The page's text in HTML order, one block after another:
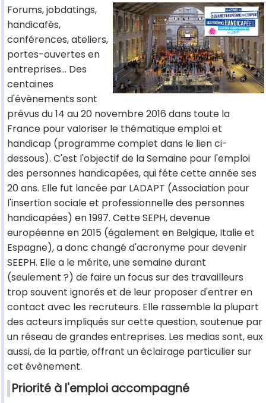
Forums, jobdatings,
handicafés,
conférences, ateliers,
portes-ouvertes en
entreprises… Des
centaines
d'évènements sont
prévus du 14 au 20 novembre 2016 dans toute la
France pour valoriser le thématique emploi et
handicap (programme complet dans le lien ci-
dessous). C'est l'objectif de la Semaine pour l'emploi
des personnes handicapées, qui fête cette année ses
20 ans. Elle fut lancée par LADAPT (Association pour
l'insertion sociale et professionnelle des personnes
handicapées) en 1997. Cette SEPH, devenue
européenne en 2015 (également en Belgique, Italie et
Espagne), a donc changé d'acronyme pour devenir
SEEPH. Elle a le mérite, une semaine durant
(seulement ?) de faire un focus sur des travailleurs
trop souvent ignorés et de leur proposer d'entrer en
contact avec les recruteurs. Elle rassemble la plupart
des acteurs impliqués sur cette question, soutenue par
un réseau de grandes entreprises. Les medias sont, eux
aussi, de la partie, offrant un éclairage particulier sur
cet évènement.
Priorité à l'emploi accompagné